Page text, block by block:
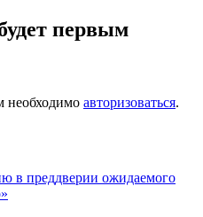
первым
необходимо авторизоваться.